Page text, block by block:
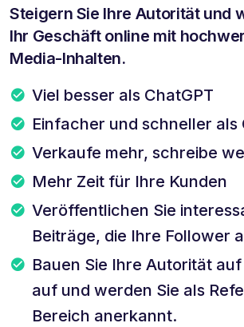
Steigern Sie Ihre Autorität und
Ihr Geschäft online mit
Media-Inhalten.
Viel besser als ChatGPT
Einfacher und schneller als
Verkaufe mehr, schreibe
Mehr Zeit für Ihre Kunden
Veröffentlichen Sie
Beiträge, die Ihre Follower
Bauen Sie Ihre Autorität
auf und werden Sie als
Bereich anerkannt.